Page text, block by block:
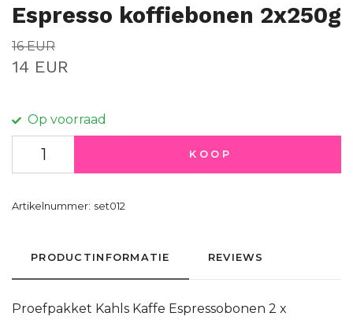
Espresso koffiebonen 2x250g
16 EUR
14 EUR
Op voorraad
KOOP
Artikelnummer: set012
PRODUCTINFORMATIE REVIEWS
Proefpakket Kahls Kaffe Espressobonen 2 x